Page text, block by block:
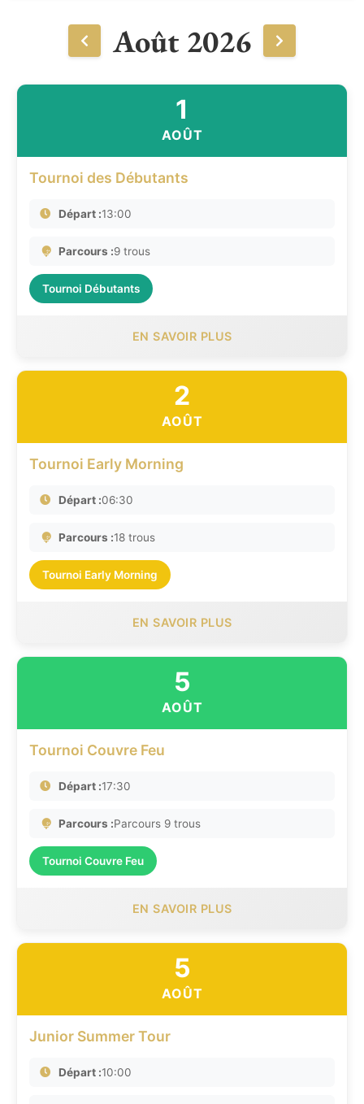
Août 2026
1
AOÛT
Tournoi des Débutants
Départ :13:00
Parcours :9 trous
Tournoi Débutants
EN SAVOIR PLUS
2
AOÛT
Tournoi Early Morning
Départ :06:30
Parcours :18 trous
Tournoi Early Morning
EN SAVOIR PLUS
5
AOÛT
Tournoi Couvre Feu
Départ :17:30
Parcours :Parcours 9 trous
Tournoi Couvre Feu
EN SAVOIR PLUS
5
AOÛT
Junior Summer Tour
Départ :10:00